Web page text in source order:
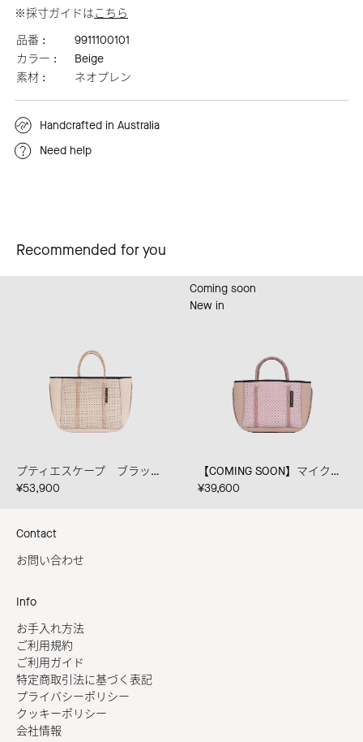
※採寸ガイドはこちら
品番 :
9911100101
カラー :
Beige
素材 :
ネオプレン
Handcrafted in Australia
Need help
Recommended for you
プティエスケープ ブラッシュ
¥53,900
【COMING SOON】マイクロ コンボ ピンクミスト/ブラッシュ/ダスティピンク
¥39,600
Coming soon
New in
Contact
お問い合わせ
Info
お手入れ方法
ご利用規約
ご利用ガイド
特定商取引法に基づく表記
プライバシーポリシー
クッキーポリシー
会社情報